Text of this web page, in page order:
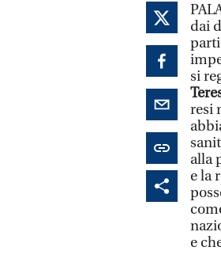
dai
si
resi
alla
e la
e